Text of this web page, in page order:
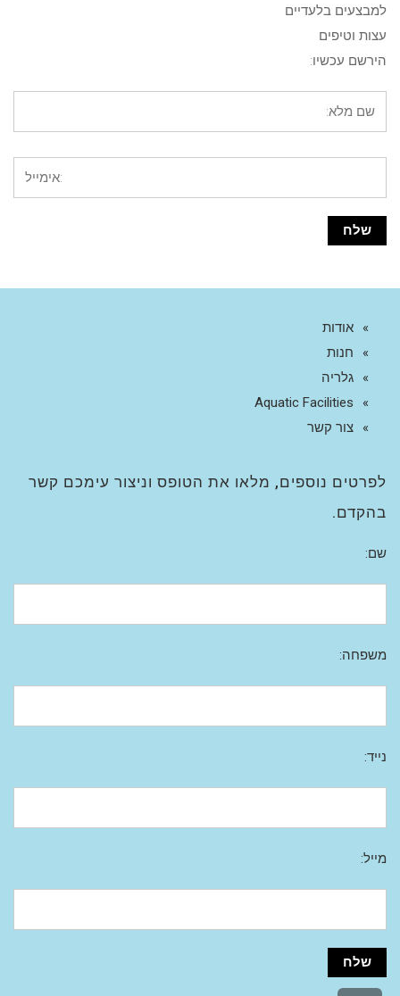
למבצעים בלעדיים
עצות וטיפים
הירשם עכשיו:
אודות
חנות
גלריה
Aquatic Facilities
צור קשר
לפרטים נוספים, מלאו את הטופס וניצור עימכם קשר
בהקדם.
שם:
משפחה:
נייד:
מייל: